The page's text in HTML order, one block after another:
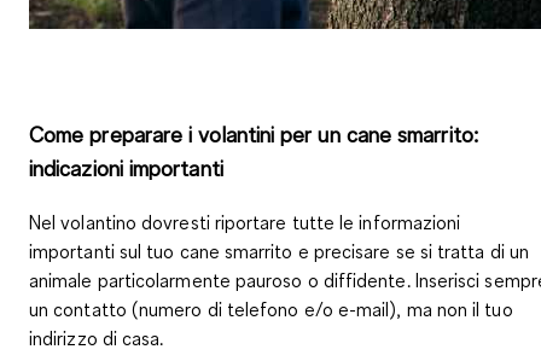
Come preparare i volantini per un cane smarrito:
indicazioni importanti
Nel volantino dovresti riportare tutte le informazioni
importanti sul tuo cane smarrito e precisare se si tratta di un
animale particolarmente pauroso o diffidente. Inserisci
un contatto (numero di telefono e/o e-mail), ma non il tuo
indirizzo di casa.